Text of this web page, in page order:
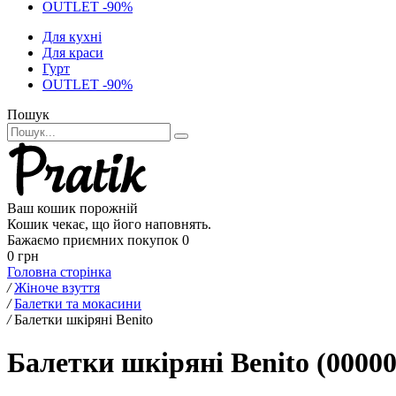
OUTLET -90%
Для кухні
Для краси
Гурт
OUTLET -90%
Пошук
Ваш кошик порожній
Кошик чекає, що його наповнять.
Бажаємо приємних покупок 0
0 грн
Головна сторінка
/ Жіноче взуття
/ Балетки та мокасини
/ Балетки шкіряні Benito
Балетки шкіряні Benito